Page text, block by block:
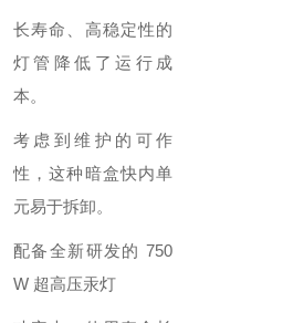
长寿命、高稳定性的
灯管降低了运行成
本。
考虑到维护的可作
性，这种暗盒快内单
元易于拆卸。
配备全新研发的 750
W 超高压汞灯